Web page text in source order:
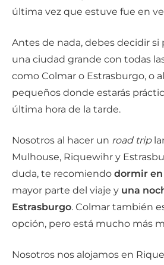
última vez que estuve fue en
Antes de nada, debes decidir
una ciudad grande con todas
como Colmar o Estrasburgo, o
pequeños donde estarás
última hora de la tarde.
Nosotros al hacer un road trip
Mulhouse, Riquewihr y
duda, te recomiendo dormir
mayor parte del viaje y una
Estrasburgo. Colmar también
opción, pero está mucho más
Nosotros nos alojamos en